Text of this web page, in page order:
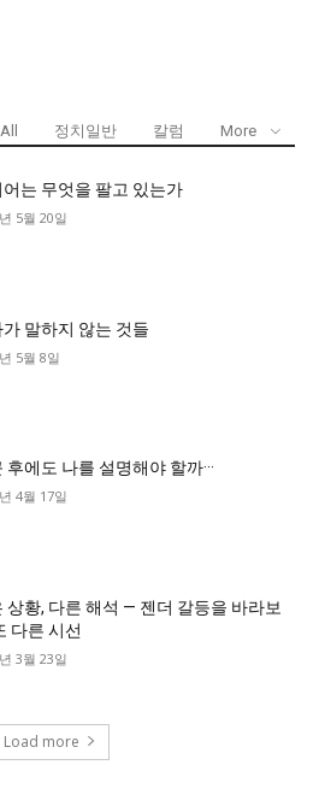
All 정치일반 칼럼 More
어는 무엇을 팔고 있는가
5월 20일
가 말하지 않는 것들
5월 8일
후에도 나를 설명해야 할까···
4월 17일
상황, 다른 해석 — 젠더 갈등을 바라보
다른 시선
3월 23일
Load more